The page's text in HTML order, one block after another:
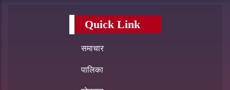
Quick Link
समाचार
पालिका